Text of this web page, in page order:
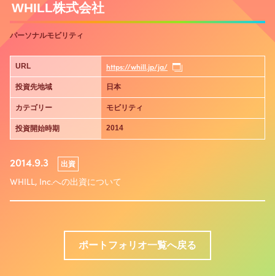
WHILL株式会社
パーソナルモビリティ
URL https://whill.jp/ja/
投資先地域 日本
カテゴリー モビリティ
投資開始時期 2014
2014.9.3 出資
WHILL, Inc.への出資について
ポートフォリオ一覧へ戻る